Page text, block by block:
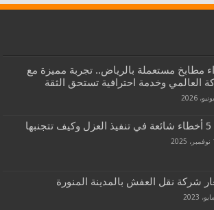
مطابخ مستعملة بالرياض.. تجربة مميزة مع
العالمي وخدمة احترافية تستحق الثقة
شركة نقل العفش بالمدينة المنورة